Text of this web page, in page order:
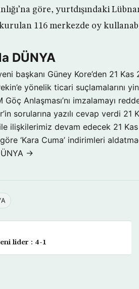
göre, yurtdışındaki
116 merkezde oy
DÜNYA
başkanı Güney Kore’den 21 Kas
yönelik ticari suçlamalarını
Göç Anlaşması’nı imzalamayı
sorularına yazılı cevap verdi 21
ilişkilerimiz devam edecek 21
‘Kara Cuma’ indirimleri
→
lider : 4-1